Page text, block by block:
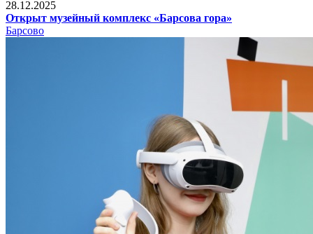
28.12.2025
Открыт музейный комплекс «Барсова гора»
Барсово